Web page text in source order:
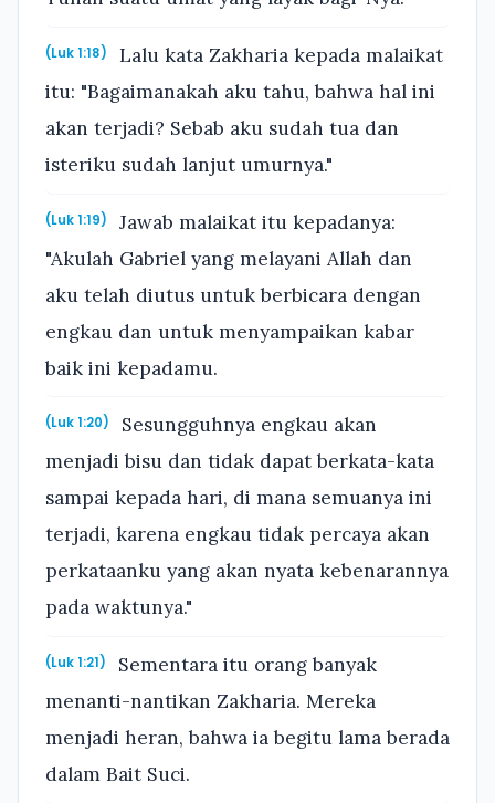
(Luk 1:18)
Lalu kata Zakharia kepada malaikat
itu: "Bagaimanakah aku tahu, bahwa hal ini
akan terjadi? Sebab aku sudah tua dan
isteriku sudah lanjut umurnya."
(Luk 1:19)
Jawab malaikat itu kepadanya:
"Akulah Gabriel yang melayani Allah dan
aku telah diutus untuk berbicara dengan
engkau dan untuk menyampaikan kabar
baik ini kepadamu.
(Luk 1:20)
Sesungguhnya engkau akan
menjadi bisu dan tidak dapat berkata-kata
sampai kepada hari, di mana semuanya ini
terjadi, karena engkau tidak percaya akan
perkataanku yang akan nyata kebenarannya
pada waktunya."
(Luk 1:21)
Sementara itu orang banyak
menanti-nantikan Zakharia. Mereka
menjadi heran, bahwa ia begitu lama berada
dalam Bait Suci.